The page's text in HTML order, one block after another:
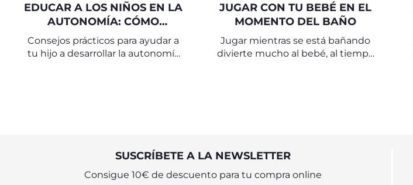
EDUCAR A LOS NIÑOS EN LA
AUTONOMÍA: CÓMO
ORGANIZAR LOS ESPACIOS
DOMÉSTICOS
Consejos prácticos para ayudar a
tu hijo a desarrollar la autonomía
JUGAR CON TU BEBÉ EN EL
MOMENTO DEL BAÑO
Jugar mientras se está bañando
divierte mucho al bebé, al tiempo
SUSCRÍBETE A LA NEWSLETTER
Consigue 10€ de descuento para tu compra online